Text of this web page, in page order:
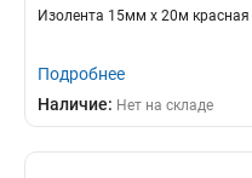
Изолента 15мм х 20м красная
Подробнее
Наличие: Нет на складе